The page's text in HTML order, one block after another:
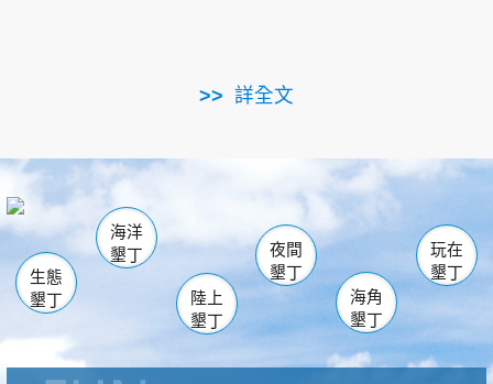
詳全文
南仁湖
海生館
恆春 佳樂水
龍鑾潭自然中心 森林遊樂區
瓊麻館
關山 墾管處遊客中心
社頂公園 風吹沙
船帆石
白砂 龍磐公園
香蕉灣
砂島
鵝鑾鼻
生態
墾丁
海洋
墾丁
陸上
墾丁
夜間
墾丁
海角
墾丁
玩在
墾丁